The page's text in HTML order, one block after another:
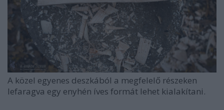
A közel egyenes deszkából a megfelelő részeken
lefaragva egy enyhén íves formát lehet kialakítani.